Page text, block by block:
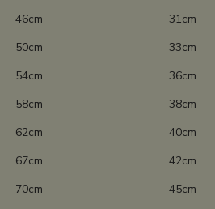
31cm
33cm
36cm
38cm
40cm
42cm
45cm